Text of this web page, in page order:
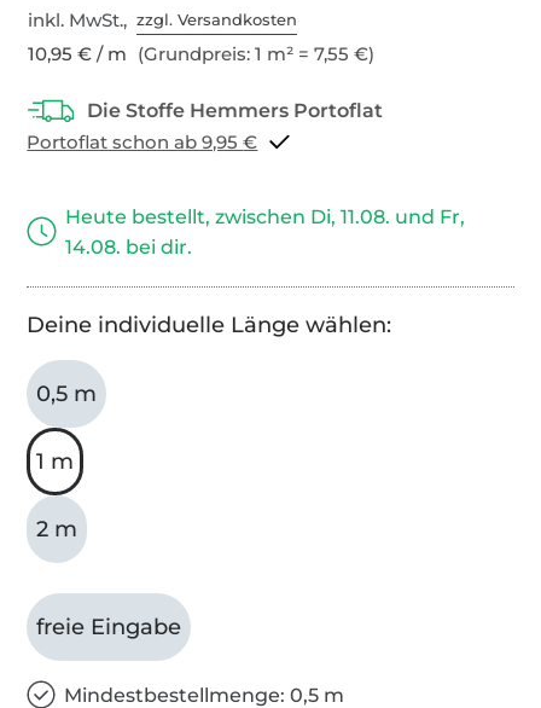
inkl. MwSt.,zzgl. Versandkosten
10,95 € / m (Grundpreis: 1 m² = 7,55 €)
Portoflat schon ab 9,95 €
Heute bestellt, zwischen Di, 11.08. und Fr,
14.08. bei dir.
Deine individuelle Länge wählen:
0,5 m
1 m
2 m
freie Eingabe
Mindestbestellmenge: 0,5 m